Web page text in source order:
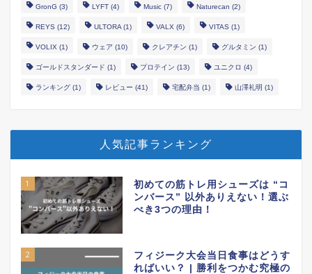
GronG (3) LYFT (4) Music (7) Naturecan (2)
REYS (12) ULTORA(1) VALX (6) VITAS (1)
VOLIX (1) ウェア (10) クレアチン (1) グルタミン (1)
ゴールドスタンダード (1) プロテイン (13) ユニクロ (4)
ランキング (1) レビュー (41) 宅配弁当 (1) 山澤礼明 (1)
人気記事ランキング
1
初めての筋トレ用シューズは “コ
ンバース” 以外ありえない！選ぶ
べき3つの理由！
2
フィジーク大会当日食事はどうす
ればいい？ | 勝利をつかむ究極の